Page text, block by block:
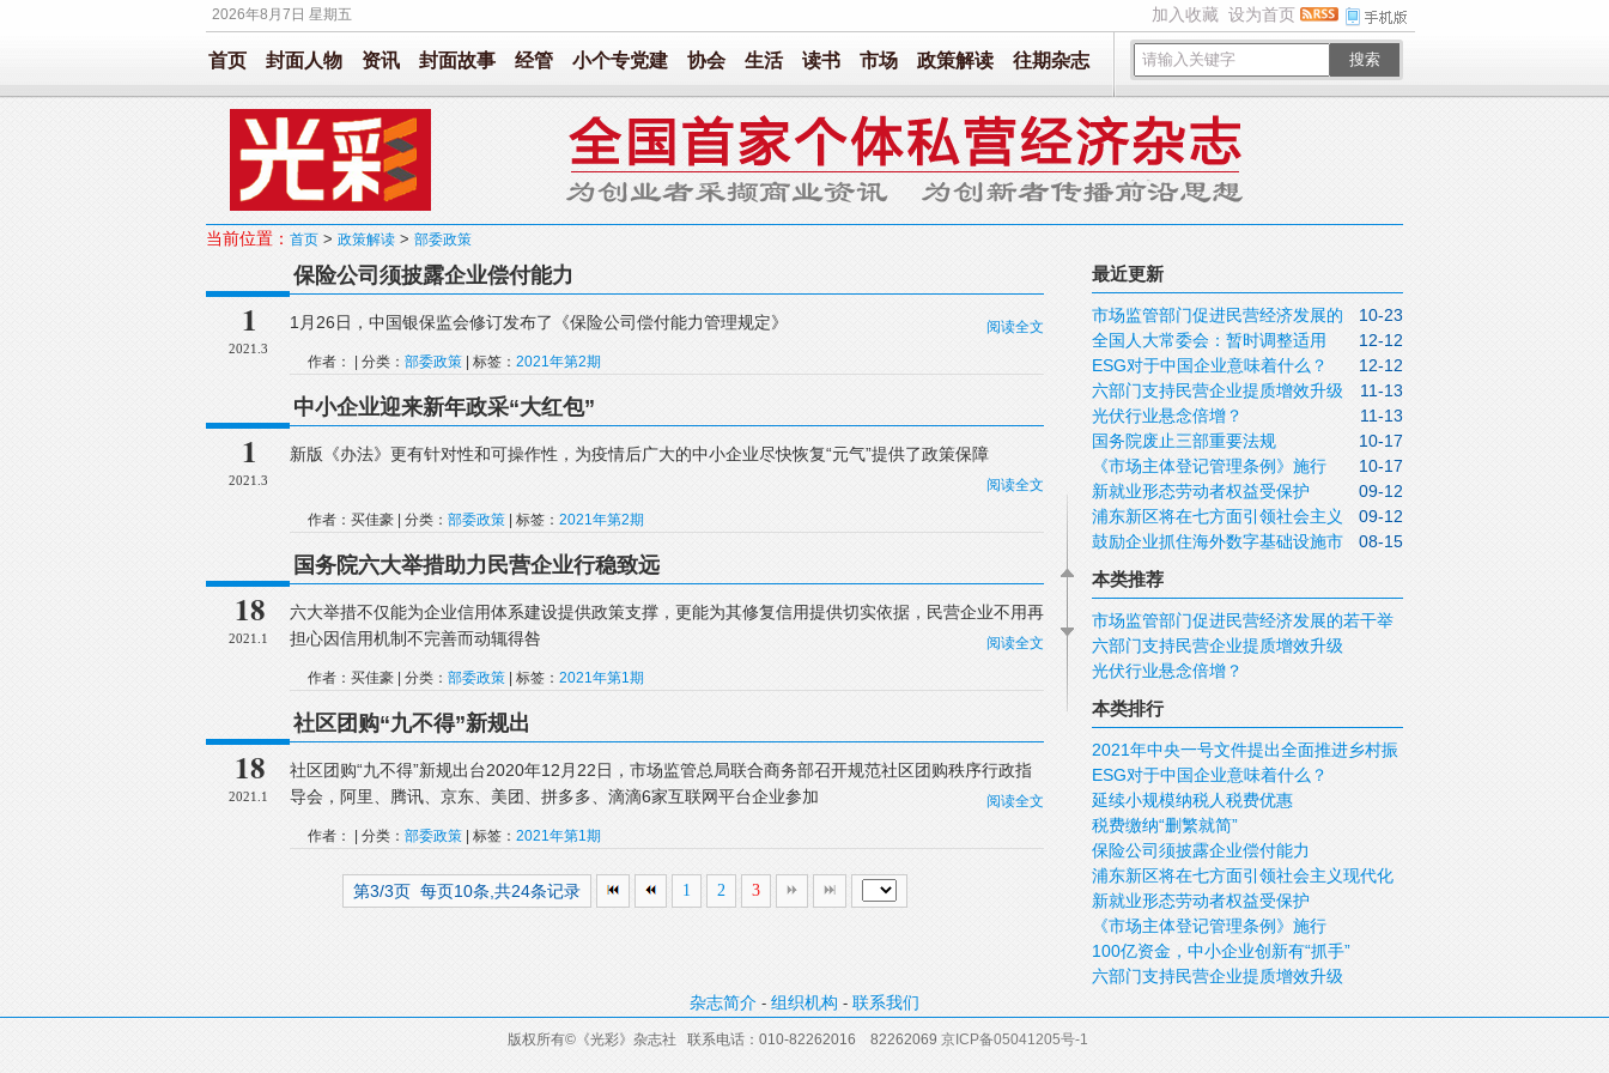
2026年8月7日 星期五 加入收藏 设为首页
搜索
首页 封面人物 资讯 封面故事 经管 小个专党建 协会 生活 读书 市场 政策解读 往期杂志
当前位置： 首页 > 政策解读 > 部委政策
1
2021.3
保险公司须披露企业偿付能力
1月26日，中国银保监会修订发布了《保险公司偿付能力管理规定》 阅读全文
作者： | 分类： 部委政策 | 标签： 2021年第2期
1
2021.3
中小企业迎来新年政采“大红包”
新版《办法》更有针对性和可操作性，为疫情后广大的中小企业尽快恢复“元气”提供了政策保障
阅读全文
作者：买佳豪 | 分类： 部委政策 | 标签： 2021年第2期
18
2021.1
国务院六大举措助力民营企业行稳致远
六大举措不仅能为企业信用体系建设提供政策支撑，更能为其修复信用提供切实依据，民营企业不用再
担心因信用机制不完善而动辄得咎
阅读全文
作者：买佳豪 | 分类： 部委政策 | 标签： 2021年第1期
18
2021.1
社区团购“九不得”新规出
社区团购“九不得”新规出台2020年12月22日，市场监管总局联合商务部召开规范社区团购秩序行政指
导会，阿里、腾讯、京东、美团、拼多多、滴滴6家互联网平台企业参加
阅读全文
作者： | 分类： 部委政策 | 标签： 2021年第1期
第3/3页 每页10条,共24条记录 1 2 3
最近更新
10-23
市场监管部门促进民营经济发展的
若干举措 12-12
全国人大常委会：暂时调整适用
《中华人民共和国计量法》有关规定 12-12
ESG对于中国企业意味着什么？
11-13
六部门支持民营企业提质增效升级
11-13
光伏行业悬念倍增？
10-17
国务院废止三部重要法规
10-17
《市场主体登记管理条例》施行
09-12
新就业形态劳动者权益受保护
09-12
浦东新区将在七方面引领社会主义
现代化建设新征程 08-15
鼓励企业抓住海外数字基础设施市
场机遇
本类推荐
市场监管部门促进民营经济发展的若干举
措
六部门支持民营企业提质增效升级
光伏行业悬念倍增？
本类排行
2021年中央一号文件提出全面推进乡村振
兴
ESG对于中国企业意味着什么？
延续小规模纳税人税费优惠
税费缴纳“删繁就简”
保险公司须披露企业偿付能力
浦东新区将在七方面引领社会主义现代化
建设新征程
新就业形态劳动者权益受保护
《市场主体登记管理条例》施行
100亿资金，中小企业创新有“抓手”
六部门支持民营企业提质增效升级
杂志简介 - 组织机构 - 联系我们
版权所有©《光彩》杂志社 联系电话： 010-82262016 82262069 京ICP备05041205号-1